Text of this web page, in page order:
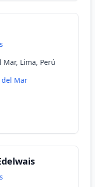
Mar, Lima, Perú
Mar